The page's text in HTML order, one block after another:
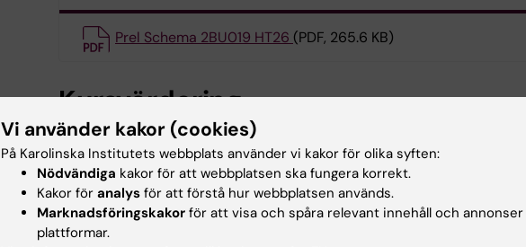
Prel Schema 2BU019 HT26 (PDF, 265.6 KB)
Kursvärdering
Kursvärderingen är en del av Karolinska Institutets
kvalitetsledningssystem och genomförs enligt de riktlinjer som är
fastställda av Kommittén för utbildning på grundnivå och
nivå.
Vi använder kakor (cookies)
På Karolinska Institutets webbplats använder vi kakor för olika syften:
Nödvändiga kakor för att webbplatsen ska fungera korrekt.
Kakor för analys för att förstå hur webbplatsen används.
Marknadsföringskakor för att visa och spåra relevant innehåll och
plattformar.